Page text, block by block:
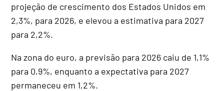
projeção de crescimento dos Estados Unidos em
2,3%, para 2026, e elevou a estimativa para 2027
para 2,2%.
Na zona do euro, a previsão para 2026 caiu de 1,1%
para 0,9%, enquanto a expectativa para 2027
permaneceu em 1,2%.